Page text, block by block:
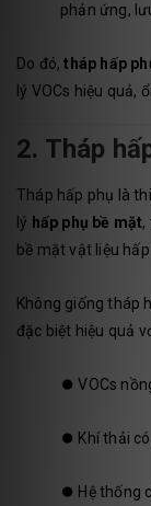
phản ứng,
Do đó,tháp hấp
lý VOCs hiệu quả,
2. Tháp
Tháp hấp phụ là
lý hấp phụ bề mặt,
bề mặt vật liệu
Không giống tháp
đặc biệt hiệu quả
⏺️VOCs
⏺️ Khí thải
⏺️ Hệ thống